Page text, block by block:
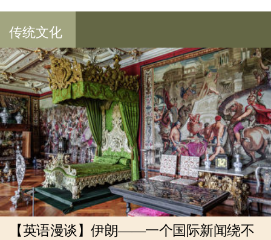
传统文化
【英语漫谈】伊朗——一个国际新闻绕不